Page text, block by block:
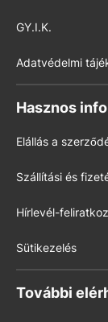
GY.I.K.
Adatvédelmi
Hasznos
Elállás a
Szállítási és
Hírlevél-
Sütikezelés
További